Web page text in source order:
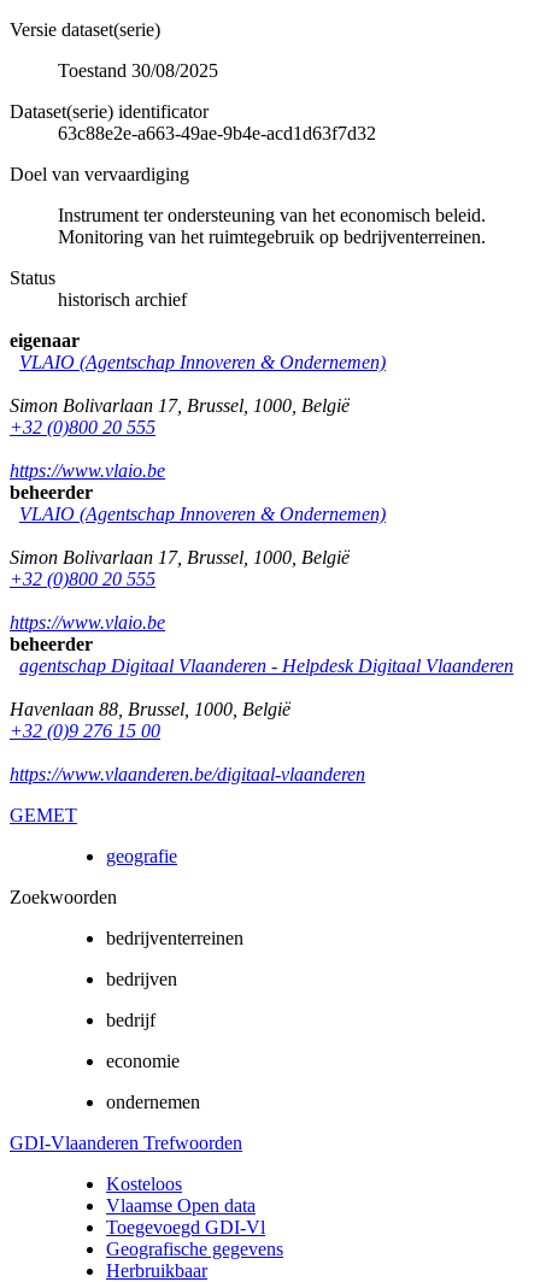
Versie dataset(serie)
Toestand 30/08/2025
Dataset(serie) identificator
63c88e2e-a663-49ae-9b4e-acd1d63f7d32
Doel van vervaardiging
Instrument ter ondersteuning van het economisch beleid.
Monitoring van het ruimtegebruik op bedrijventerreinen.
Status
historisch archief
eigenaar
VLAIO (Agentschap Innoveren & Ondernemen)
Simon Bolivarlaan 17, Brussel 1000 België
+32 (0)800 20 555
https://www.vlaio.be
beheerder
VLAIO (Agentschap Innoveren & Ondernemen)
Simon Bolivarlaan 17, Brussel 1000 België
+32 (0)800 20 555
https://www.vlaio.be
beheerder
agentschap Digitaal Vlaanderen - Helpdesk Digitaal Vlaanderen
Havenlaan 88 Brussel 1000 België
+32 (0)9 276 15 00
https://www.vlaanderen.be/digitaal-vlaanderen
GEMET
geografie
Zoekwoorden
bedrijventerreinen
bedrijven
bedrijf
economie
ondernemen
GDI-Vlaanderen Trefwoorden
Kosteloos
Vlaamse Open data
Toegevoegd GDI-Vl
Geografische gegevens
Herbruikbaar